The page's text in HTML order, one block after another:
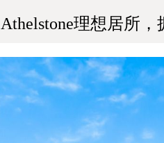
理想居所